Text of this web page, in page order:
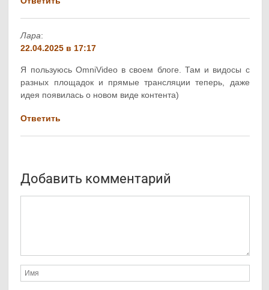
Лара:
22.04.2025 в 17:17
Я пользуюсь OmniVideo в своем блоге. Там и видосы с
разных площадок и прямые трансляции теперь, даже
идея появилась о новом виде контента)
Ответить
Добавить комментарий